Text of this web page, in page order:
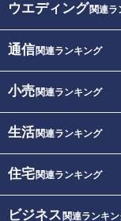
ウエディング関連ラ
通信関連ランキング
小売関連ランキング
生活関連ランキング
住宅関連ランキング
ビジネス 関連ランキ